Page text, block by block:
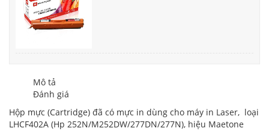
Mô tả
Đánh giá
Hộp mực (Cartridge) đã có mực in dùng cho máy in Laser, loại
LHCF402A (Hp 252N/M252DW/277DN/277N), hiệu Maetone